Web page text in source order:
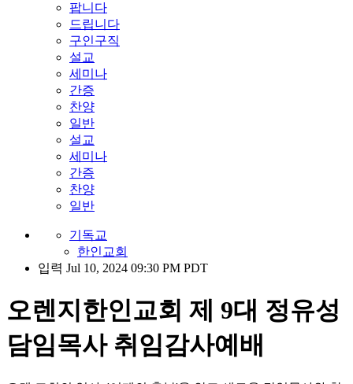
팝니다
드립니다
구인구직
설교
세미나
간증
찬양
일반
설교
세미나
간증
찬양
일반
기독교
한인교회
입력 Jul 10, 2024 09:30 PM PDT
오렌지한인교회 제 9대 정유성
담임목사 취임감사예배